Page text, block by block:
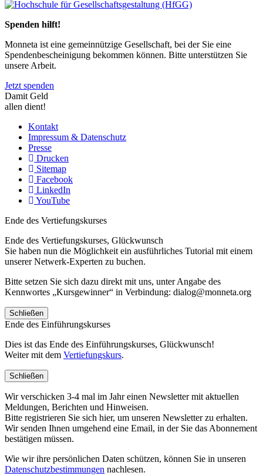
Spenden hilft!
Monneta ist eine gemeinnützige Gesellschaft, bei der Sie eine
Spendenbescheinigung bekommen können. Bitte unterstützen Sie
unsere Arbeit.
Jetzt spenden
Damit Geld
allen dient!
Kontakt
Impressum & Datenschutz
Presse
Drucken
Sitemap
Facebook
LinkedIn
YouTube
Ende des Vertiefungskurses
Ende des Vertiefungskurses, Glückwunsch
Sie haben nun die Möglichkeit ein ausführliches Tutorial mit einem
unserer Netwerk-Experten zu buchen.
Bitte setzen Sie sich dazu direkt mit uns, unter Angabe des
Kennwortes „Kursgewinner“ in Verbindung: dialog@monneta.org
Schließen
Ende des Einführungskurses
Dies ist das Ende des Einführungskurses, Glückwunsch!
Weiter mit dem Vertiefungskurs.
Schließen
Wir verschicken 3-4 mal im Jahr einen Newsletter mit aktuellen
Meldungen, Berichten und Hinweisen.
Bitte registrieren Sie sich hier, um unseren Newsletter zu erhalten.
Wir senden Ihnen umgehend eine Email, in der Sie das Abonnement
bestätigen müssen.
Wie wir ihre persönlichen Daten schützen, können Sie in unseren
Datenschutzbestimmungen nachlesen.